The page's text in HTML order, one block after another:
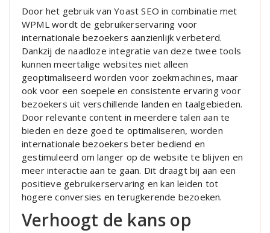
Door het gebruik van Yoast SEO in combinatie met
WPML wordt de gebruikerservaring voor
internationale bezoekers aanzienlijk verbeterd.
Dankzij de naadloze integratie van deze twee tools
kunnen meertalige websites niet alleen
geoptimaliseerd worden voor zoekmachines, maar
ook voor een soepele en consistente ervaring voor
bezoekers uit verschillende landen en taalgebieden.
Door relevante content in meerdere talen aan te
bieden en deze goed te optimaliseren, worden
internationale bezoekers beter bediend en
gestimuleerd om langer op de website te blijven en
meer interactie aan te gaan. Dit draagt bij aan een
positieve gebruikerservaring en kan leiden tot
hogere conversies en terugkerende bezoeken.
Verhoogt de kans op